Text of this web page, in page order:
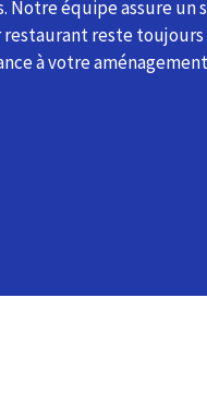
Notre équipe assure
reste
à votre